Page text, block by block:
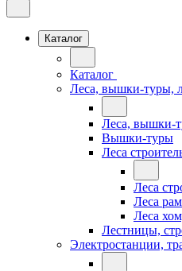
Каталог
Каталог
Леса, вышки-туры,
Леса, вышки-
Вышки-туры
Леса
Леса
Леса
Леса
Лестницы,
Электростанции,